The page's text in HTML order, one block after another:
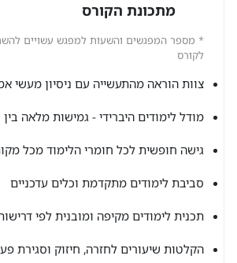
מתכונת הקורס
* מספר המפגשים והשעות למפגש עשויים
לקורס
צוות הוראה מהתעשייה עם ניסיון מעשי
מודל לימודים היברידי - גמישות מלאה בין
גישה חופשית לכל חומרי הלימוד מכל
סביבת לימודים מתקדמת וכלים עדכניים
תכנית לימודים מקיפה ומובנית לפי
הקלטות שיעורים לחזרה, חיזוק וסגירת